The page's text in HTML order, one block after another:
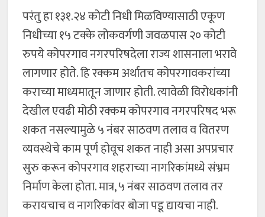
परंतु हा १३१.२४ कोटी निधी मिळविण्यासाठी एकूण
निधीच्या १५ टक्के लोकवर्गणी जवळपास २० कोटी
रुपये कोपरगाव नगरपरिषदेला राज्य शासनाला भरावे
लागणार होते. हि रक्कम अर्थातच कोपरगावकरांच्या
कराच्या माध्यमातून जाणार होती. त्यावेळी विरोधकांनी
देखील एवढी मोठी रक्कम कोपरगाव नगरपरिषद भरू
शकत नसल्यामुळे ५ नंबर साठवण तलाव व वितरण
व्यवस्थेचे काम पूर्ण होवूच शकत नाही असा अपप्रचार
सुरु करून कोपरगाव शहराच्या नागरिकांमध्ये संभ्रम
निर्माण केला होता. मात्र, ५ नंबर साठवण तलाव तर
करायचाच व नागरिकांवर बोजा पडू द्यायचा नाही.